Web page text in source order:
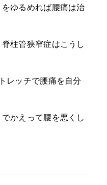
ゆるめれば腰痛は治
柱管狭窄症はこうし
ッチで腰痛を自分
かえって腰を悪くし